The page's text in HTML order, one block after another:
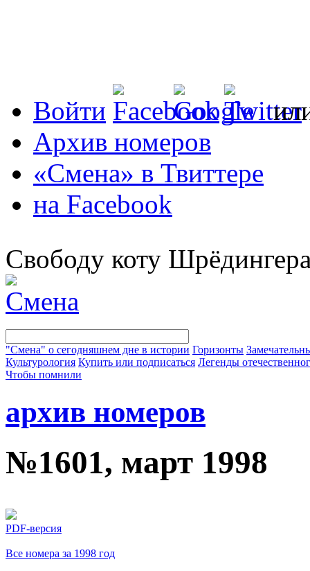
Войти
Архив номеров
«Смена» в Твиттере
на Facebook
Свободу коту
"Смена" о сегодняшнем дне в истории Горизонты
Культурология Купить или подписаться Легенды
Чтобы помнили
архив номеров
№1601, март 1998
PDF-версия
Все номера за 1998 год